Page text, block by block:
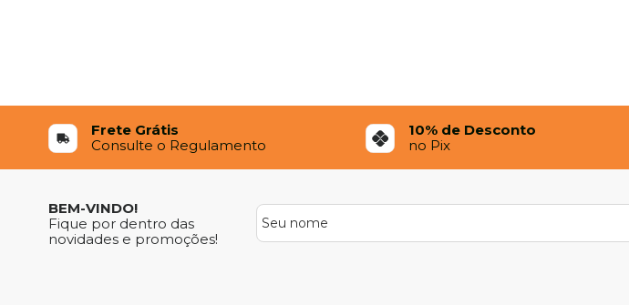
Frete Grátis
Consulte o Regulamento
10% de Desconto
no Pix
BEM-VINDO!
Fique por dentro das
novidades e promoções!